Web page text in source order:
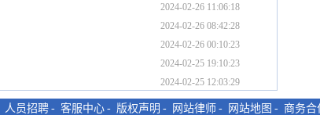
2024-02-26 11:06:18
2024-02-26 08:42:28
2024-02-26 00:10:23
2024-02-25 19:10:23
2024-02-25 12:03:29
人员招聘 - 客服中心 - 版权声明 - 网站律师 - 网站地图 - 商务合